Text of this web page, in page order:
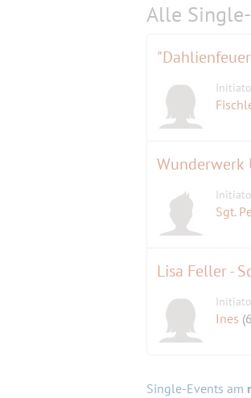
Alle
Wunderwerk
Sgt.
Lisa Feller -
Ines
Single-Events am